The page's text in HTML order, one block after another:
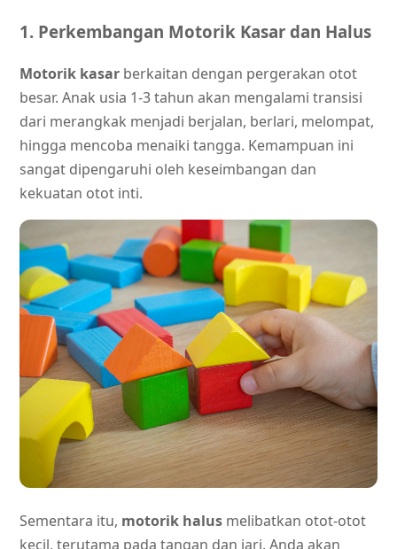
1. Perkembangan Motorik Kasar dan Halus
Motorik kasar berkaitan dengan pergerakan otot
besar. Anak usia 1-3 tahun akan mengalami transisi
dari merangkak menjadi berjalan, berlari, melompat,
hingga mencoba menaiki tangga. Kemampuan ini
sangat dipengaruhi oleh keseimbangan dan
kekuatan otot inti.
Sementara itu, motorik halus melibatkan otot-otot
kecil, terutama pada tangan dan jari. Anda akan